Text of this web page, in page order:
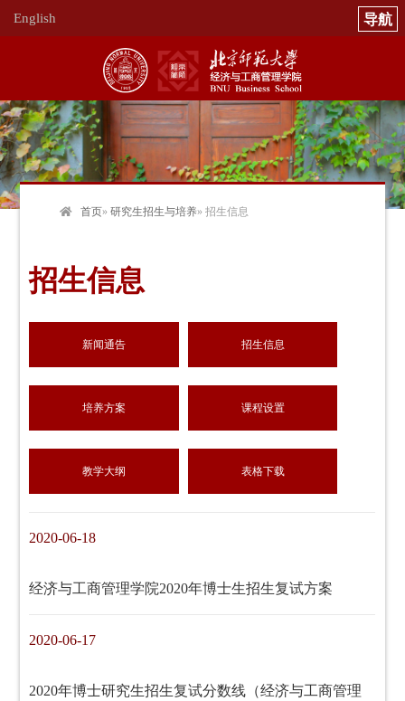
English
首页»研究生招生与培养» 招生信息
招生信息
新闻通告 招生信息
培养方案 课程设置
教学大纲 表格下载
2020-06-18
经济与工商管理学院2020年博士生招生复试方案
2020-06-17
2020年博士研究生招生复试分数线（经济与工商管理